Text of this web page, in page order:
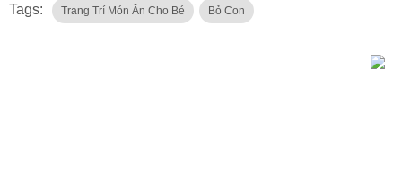
Tags: Trang Trí Món Ăn Cho Bé Bỏ Con